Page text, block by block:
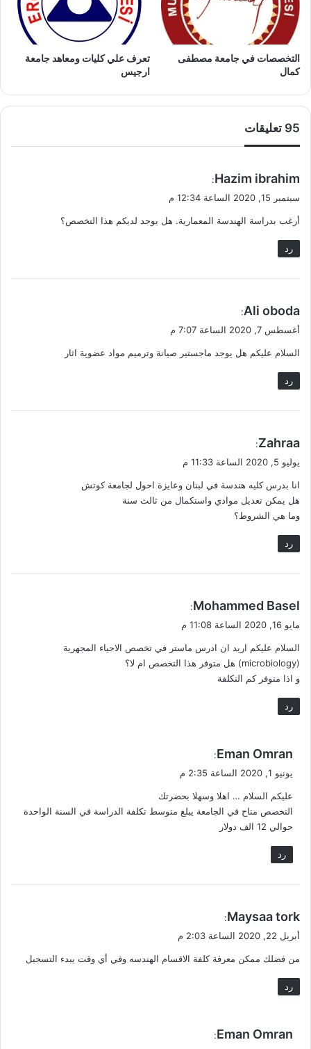
التخصصات في جامعة مصطفى
كمال
تعرف علي كليات ومعاهد جامعة
ارجيس
‫95 تعليقات
ي
ل
Hazim ibrahim
:
سبتمبر 15, 2020 الساعة 12:34 م
أرغب بدراسة الهندسة المعمارية. هل يوجد لديكم هذا التخصص؟
رد
ي
ق
ل
Ali oboda
:
أغسطس 7, 2020 الساعة 7:07 م
السلام عليكم هل يوجد ماجستير صيانة وترميم مواد عضوية اثار
رد
ي
ل
Zahraa
:
يوليو 5, 2020 الساعة 11:33 م
انا بدرس كليه هندسة في لبنان وعايزة احول لجامعة كوتش
هل يمكن تعديل موادي واستكمال من ثالث سنة
وما هي الشروط؟
رد
ي
ل
Mohammed Basel
:
مايو 16, 2020 الساعة 11:08 م
السلام عليكم اريد ان ادرس ماستر في تخصص الاحياء المجهرية
(microbiology) هل متوفر هذا التخصص ام لا؟
و اذا متوفر كم التكلفة
رد
ي
ل
Eman Omran
:
يونيو 1, 2020 الساعة 2:35 م
عليكم السلام … اهلا وسهلا بحضرتك
التخصص متاح في الجامعة يبلغ متوسط تكلفة الدراسة في السنة الواحدة
حوالي 12 الف دولار
رد
ي
ق
ل
Maysaa tork
:
أبريل 22, 2020 الساعة 2:03 م
من فضلك ممكن معرفة كلفة الاقسام الهندسه وفي أي وقت يبدء التسجيل
رد
يEman Omran
: